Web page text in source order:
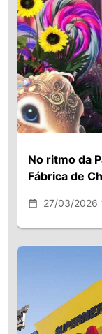
No ritmo da
Fábrica de
27/03/2026